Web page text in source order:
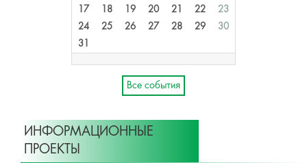
17
18 19 20 21 22
23
24
25 26 27 28 29
30
31
Все события
ИНФОРМАЦИОННЫЕ
ПРОЕКТЫ